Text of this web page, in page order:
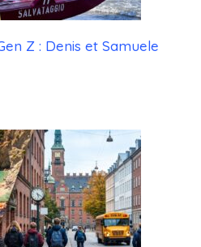
Z : Denis et Samuele